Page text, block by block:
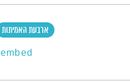
ארבעת האמיתות
embed